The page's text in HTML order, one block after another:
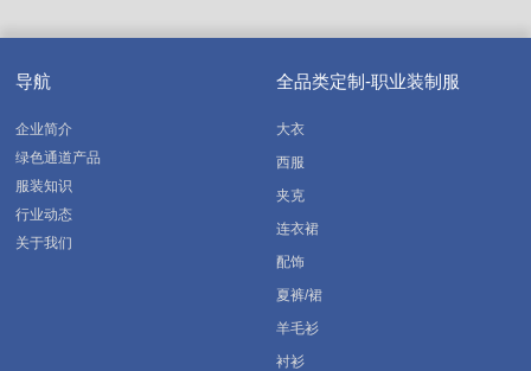
导航
企业简介
绿色通道产品
服装知识
行业动态
关于我们
全品类定制-职业装制服
大衣
西服
夹克
连衣裙
配饰
夏裤/裙
羊毛衫
衬衫